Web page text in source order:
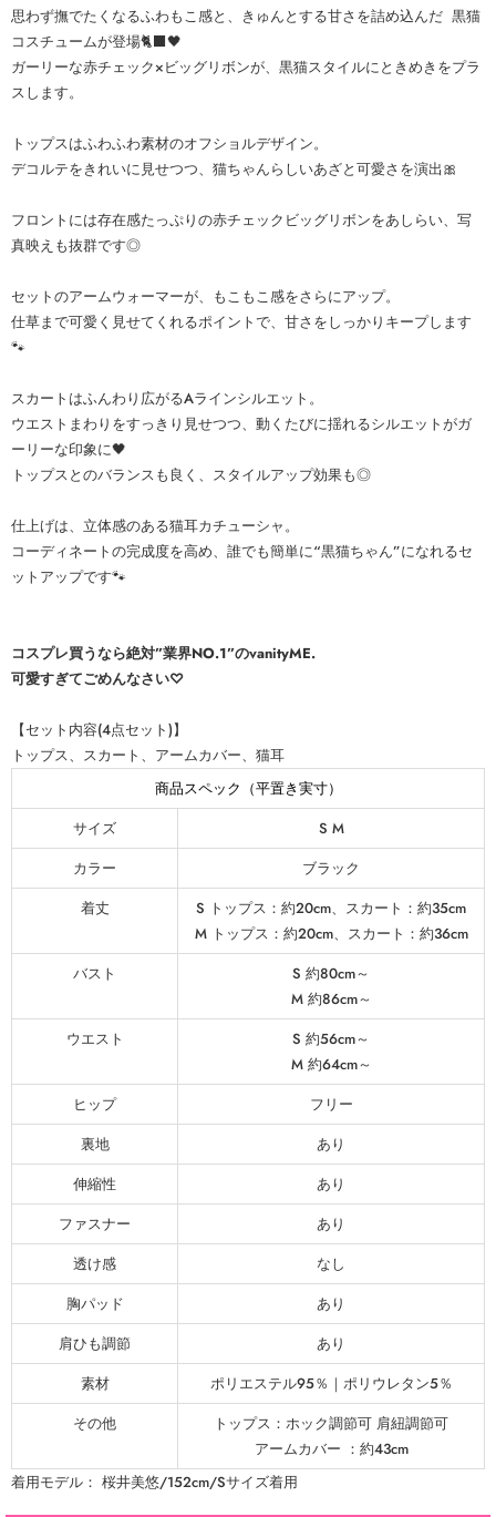
思わず撫でたくなるふわもこ感と、きゅんとする甘さを詰め込んだ 黒猫
コスチュームが登場🐈‍⬛🖤
ガーリーな赤チェック×ビッグリボンが、黒猫スタイルにときめきをプラ
スします。
トップスはふわふわ素材のオフショルデザイン。
デコルテをきれいに見せつつ、猫ちゃんらしいあざと可愛さを演出🎀
フロントには存在感たっぷりの赤チェックビッグリボンをあしらい、写
真映えも抜群です◎
セットのアームウォーマーが、もこもこ感をさらにアップ。
仕草まで可愛く見せてくれるポイントで、甘さをしっかりキープします
🐾
スカートはふんわり広がるAラインシルエット。
ウエストまわりをすっきり見せつつ、動くたびに揺れるシルエットがガ
ーリーな印象に🖤
トップスとのバランスも良く、スタイルアップ効果も◎
仕上げは、立体感のある猫耳カチューシャ。
コーディネートの完成度を高め、誰でも簡単に“黒猫ちゃん”になれるセ
ットアップです🐾
コスプレ買うなら絶対”業界NO.1”のvanityME.
可愛すぎてごめんなさい♡
【セット内容(4点セット)】
トップス、スカート、アームカバー、猫耳
商品スペック（平置き実寸）
サイズ
S M
カラー
ブラック
着丈
S トップス：約20cm、スカート：約35cm
M トップス：約20cm、スカート：約36cm
バスト
S 約80cm～
M 約86cm～
ウエスト
S 約56cm～
M 約64cm～
ヒップ
フリー
裏地
あり
伸縮性
あり
ファスナー
あり
透け感
なし
胸パッド
あり
肩ひも調節
あり
素材
ポリエステル95％｜ポリウレタン5％
その他
トップス：ホック調節可 肩紐調節可
アームカバー ：約43cm
着用モデル： 桜井美悠/152cm/Sサイズ着用